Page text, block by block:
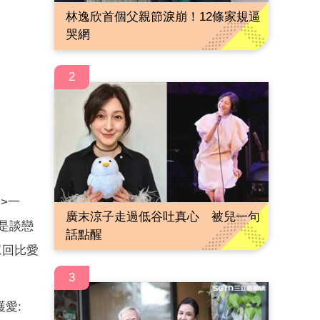
一
談戀
比愛
愛:
林逸欣首個父親節淚崩！12條家規逼
哭網
2
廣末涼子走過低谷吐真心 被兒一句
話點醒
3